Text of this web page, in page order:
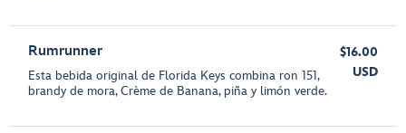
Rumrunner
Esta bebida original de Florida Keys combina ron 151,
brandy de mora, Crème de Banana, piña y limón verde.
$16.00
USD